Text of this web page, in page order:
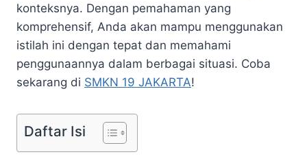
konteksnya. Dengan pemahaman yang
komprehensif, Anda akan mampu menggunakan
istilah ini dengan tepat dan memahami
penggunaannya dalam berbagai situasi. Coba
sekarang di SMKN 19 JAKARTA!
Daftar Isi